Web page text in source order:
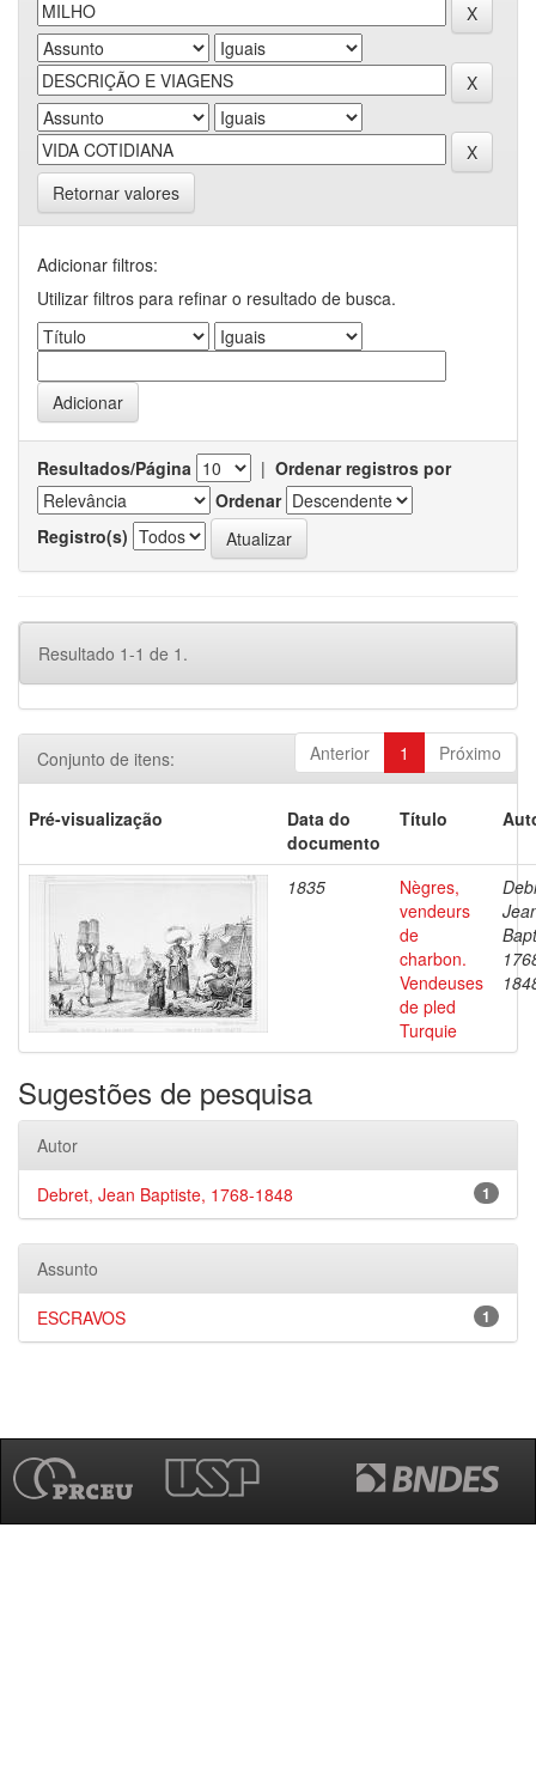
Retornar valores
Adicionar filtros:
Utilizar filtros para refinar o resultado de busca.
Resultados/Página | Ordenar registros por
Ordenar
Registro(s)
Resultado 1-1 de 1.
Anterior 1 Próximo
Conjunto de itens:
Pré-visualização
Data do
documento
Título
1835
Nègres,
vendeurs
de
charbon.
Vendeuses
de pled
Turquie
Sugestões de pesquisa
Autor
1
Debret, Jean Baptiste, 1768-1848
Assunto
1
ESCRAVOS